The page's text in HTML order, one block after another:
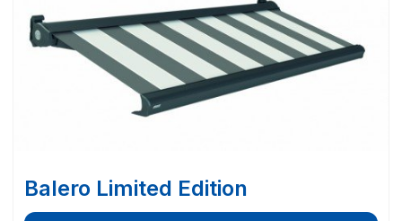
Balero Limited Edition